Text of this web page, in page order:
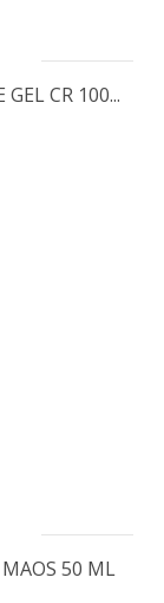
CR 100...
50 ML